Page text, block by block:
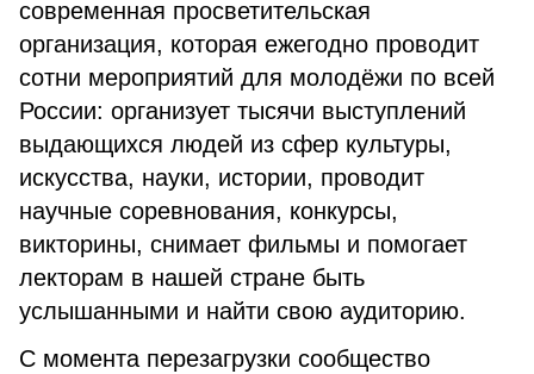
современная просветительская
организация, которая ежегодно проводит
сотни мероприятий для молодёжи по всей
России: организует тысячи выступлений
выдающихся людей из сфер культуры,
искусства, науки, истории, проводит
научные соревнования, конкурсы,
викторины, снимает фильмы и помогает
лекторам в нашей стране быть
услышанными и найти свою аудиторию.
С момента перезагрузки сообщество